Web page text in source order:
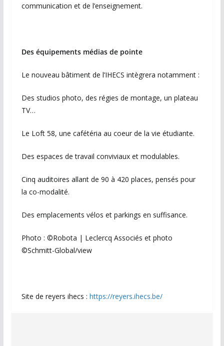
communication et de l’enseignement.
Des équipements médias de pointe
Le nouveau bâtiment de l’IHECS intègrera notamment :
Des studios photo, des régies de montage, un plateau
TV…
Le Loft 58, une cafétéria au coeur de la vie étudiante.
Des espaces de travail conviviaux et modulables.
Cinq auditoires allant de 90 à 420 places, pensés pour
la co-modalité.
Des emplacements vélos et parkings en suffisance.
Photo : ©Robota | Leclercq Associés et photo
©Schmitt-Global/view
Site de reyers ihecs : https://reyers.ihecs.be/